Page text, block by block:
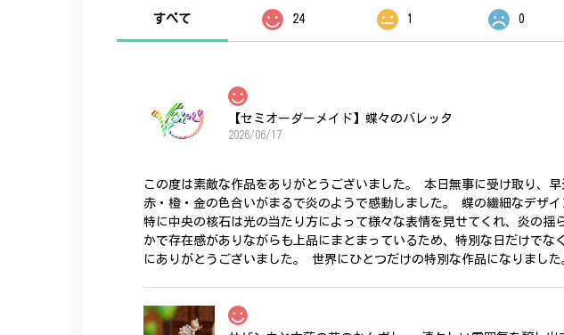
すべて 24 1 0
【セミオーダーメイド】蝶々のバレッタ
2026/06/17
この度は素敵な作品をありがとうございました。 本日無事に受け取り、
赤・橙・金の色合いがまるで炎のようで感動しました。 蝶の繊細なデザ
特に中央の核石は光の当たり方によって様々な表情を見せてくれ、炎の
かで存在感がありながらも上品にまとまっているため、特別な日だけで
にありがとうございました。 世界にひとつだけの特別な作品になりまし